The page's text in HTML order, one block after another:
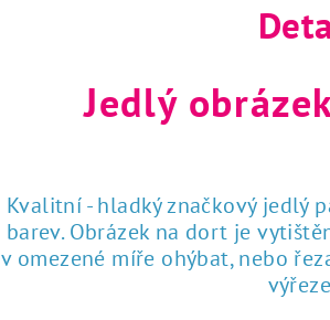
Jedlý
Kvalitní - hladký značkový jedlý
barev. Obrázek na dort je
v omezené míře ohýbat, nebo